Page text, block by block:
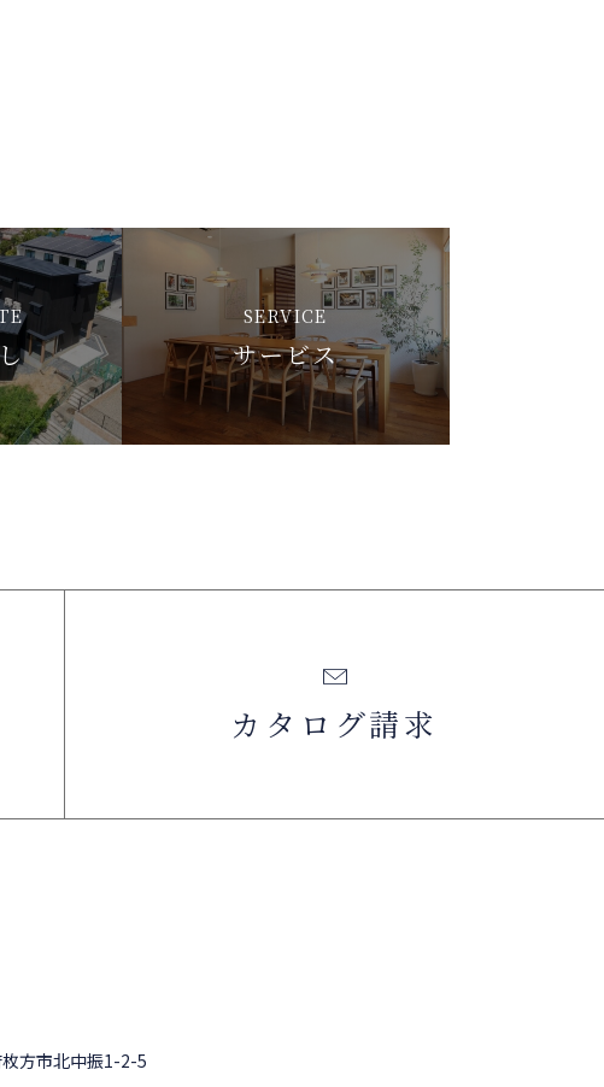
SERVICE
サービス
カタログ請求
方市北中振1-2-5